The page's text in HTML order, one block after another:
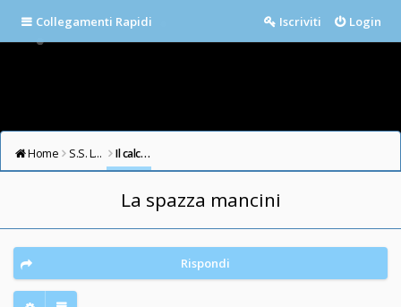
Collegamenti Rapidi Login
Iscriviti
Home S.S. LAZIO FORUM Il calcio in testa
La spazza mancini
Rispondi